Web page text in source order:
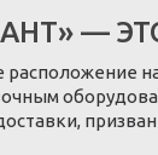
—
расположение